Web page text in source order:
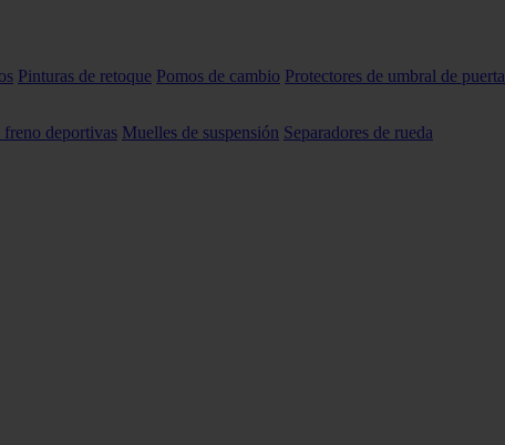
Pinturas de retoque Pomos de cambio Protectores de umbral de puerta
freno deportivas Muelles de suspensión Separadores de rueda